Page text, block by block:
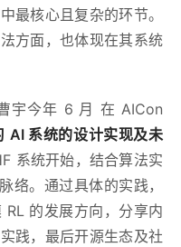
最核心且复杂的环节。
方面，也体现在其系统
宇今年 6 月 在 AICon
AI 系统的设计实现及未
系统开始，结合算法实
络。通过具体的实践，
的发展方向，分享内
践，最后开源生态及社